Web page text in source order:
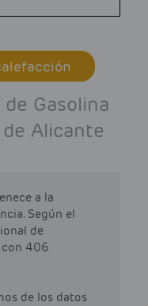
Gasolina
Alicante
a la
Según el
de
con 406
de los datos